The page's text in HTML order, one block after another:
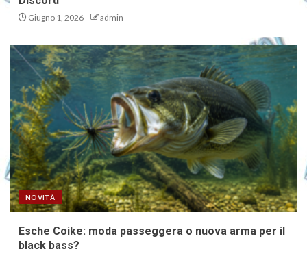
Giugno 1, 2026 admin
NOVITÀ
Esche Coike: moda passeggera o nuova arma per il
black bass?